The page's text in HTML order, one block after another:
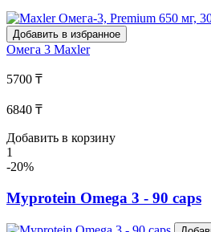
Добавить в избранное
Омега 3 Maxler
5700 ₸
6840 ₸
Добавить в корзину
1
-20%
Myprotein Omega 3 - 90 caps